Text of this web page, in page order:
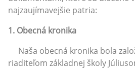
najzaujímavejšie patria:
1. Obecná kronika
Naša obecná kronika bola
riaditeľom základnej školy